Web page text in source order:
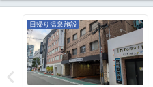
日帰り温泉施設